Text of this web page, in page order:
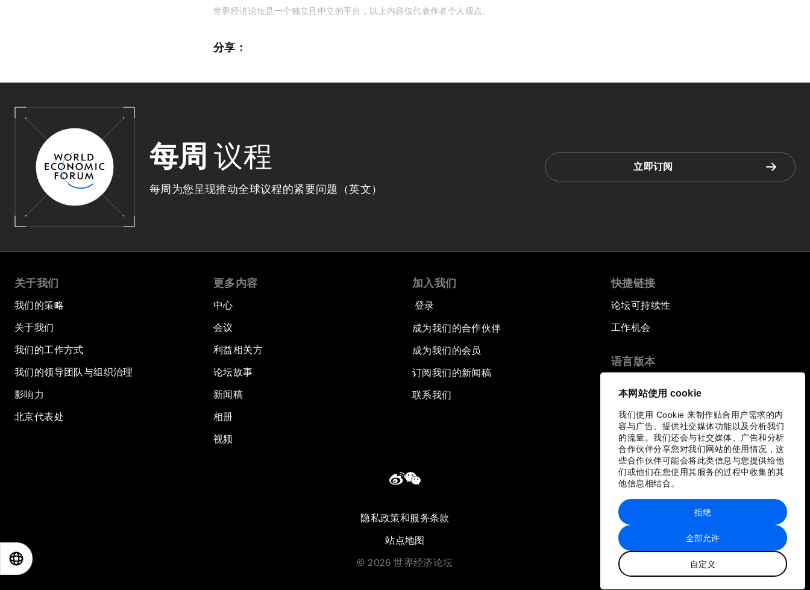
本网站使用 cookie
我们使用 Cookie 来制作贴合用户需求的内
容与广告、提供社交媒体功能以及分析我们
的流量。我们还会与社交媒体、广告和分析
合作伙伴分享您对我们网站的使用情况，这
些合作伙伴可能会将此类信息与您提供给他
们或他们在您使用其服务的过程中收集的其
他信息相结合。
全部允许
自定义
拒绝
世界经济论坛是一个独立且中立的平台，以上内容仅代表作者个人观点。
分享：
每周 议程
每周为您呈现推动全球议程的紧要问题（英文）
立即订阅
关于我们
我们的策略
关于我们
我们的工作方式
我们的领导团队与组织治理
影响力
北京代表处
更多内容
中心
会议
利益相关方
论坛故事
新闻稿
相册
视频
加入我们
登录
成为我们的合作伙伴
成为我们的会员
订阅我们的新闻稿
联系我们
快捷链接
论坛可持续性
工作机会
语言版本
隐私政策和服务条款
站点地图
© 2026 世界经济论坛